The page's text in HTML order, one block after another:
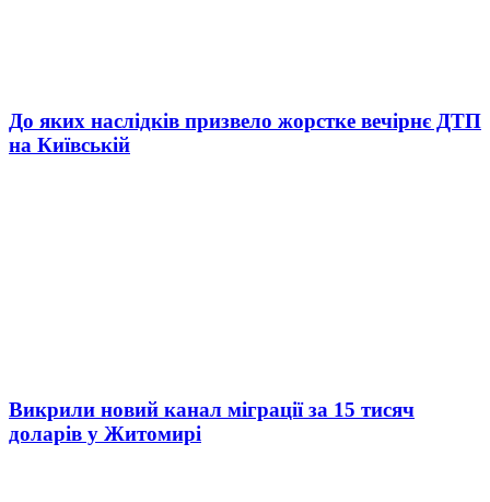
До яких наслідків призвело жорстке вечірнє ДТП
на Київській
Викрили новий канал міграції за 15 тисяч
доларів у Житомирі